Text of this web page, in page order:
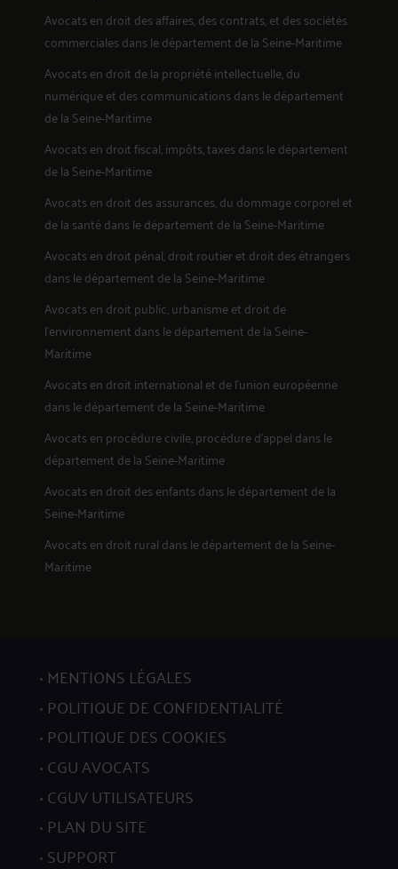
Avocats en droit des affaires, des contrats, et des sociétés
commercialesdans le département de la Seine-Maritime
Avocats en droit de la propriété intellectuelle, du
numérique et des communicationsdans le département
de la Seine-Maritime
Avocats en droit fiscal, impôts, taxesdans le département
de la Seine-Maritime
Avocats en droit des assurances, du dommage corporel et
de la santédans le département de la Seine-Maritime
Avocats en droit pénal, droit routier et droit des étrangers
dans le département de la Seine-Maritime
Avocats en droit public, urbanisme et droit de
l'environnement dans le département de la Seine-
Maritime
Avocats en droit international et de l'union européenne
dans le département de la Seine-Maritime
Avocats en procédure civile, procédure d'appel dans le
département de la Seine-Maritime
Avocats en droit des enfantsdans le département de la
Seine-Maritime
Avocats en droit rural dans le département de la Seine-
Maritime
MENTIONS LÉGALES
POLITIQUE DE CONFIDENTIALITÉ
POLITIQUE DES COOKIES
CGU AVOCATS
CGUV UTILISATEURS
PLAN DU SITE
SUPPORT